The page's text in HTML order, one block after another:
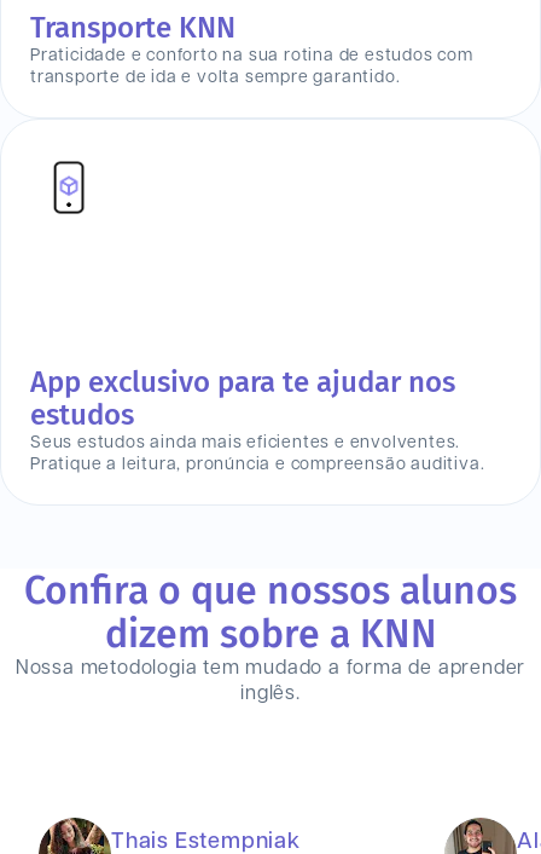
Transporte KNN
Praticidade e conforto na sua rotina de estudos com
transporte de ida e volta sempre garantido.
App exclusivo para te ajudar nos
estudos
Seus estudos ainda mais eficientes e envolventes.
Pratique a leitura, pronúncia e compreensão auditiva.
Confira o que nossos alunos
dizem sobre a KNN
Nossa metodologia tem mudado a forma de aprender
inglês.
Thais Estempniak